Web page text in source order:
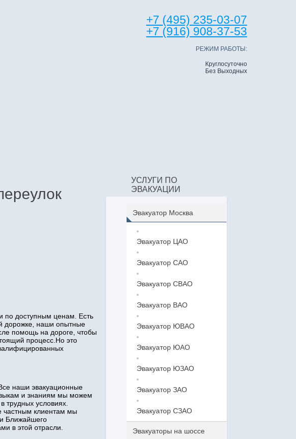
+7 (495) 235-03-07
+7 (916) 908-37-53
РЕЖИМ РАБОТЫ:
Круглосуточно
Без Выходных
по доступным ценам. Есть
дорожке, наши опытные
помощь на дороге, чтобы
процесс.Но это
наши эвакуационные
и знаниям мы можем
трудных условиях.
частным клиентам мы
Ближайшего
в этой отрасли.
УСЛУГИ ПО
ЭВАКУАЦИИ
Эвакуатор Москва
Эвакуатор ЦАО
Эвакуатор САО
Эвакуатор СВАО
Эвакуатор ВАО
Эвакуатор ЮВАО
Эвакуатор ЮАО
Эвакуатор ЮЗАО
Эвакуатор ЗАО
Эвакуатор СЗАО
Эвакуаторы на шоссе